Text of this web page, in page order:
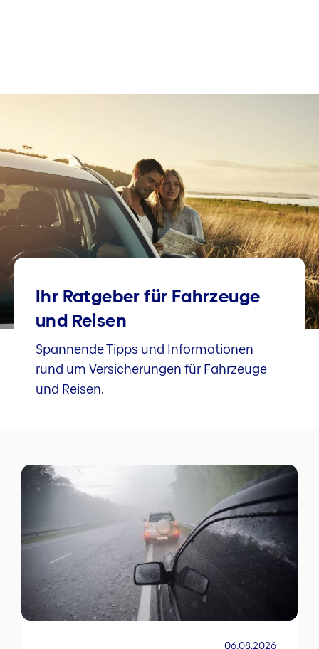
Ihr Ratgeber für Fahrzeuge
und Reisen
Spannende Tipps und Informationen
rund um Versicherungen für Fahrzeuge
und Reisen.
06.08.2026